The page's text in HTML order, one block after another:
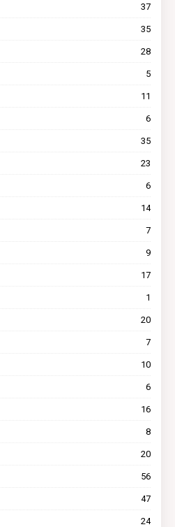
37
35
28
5
11
6
35
23
6
14
7
9
17
1
20
7
10
6
16
8
20
56
47
24